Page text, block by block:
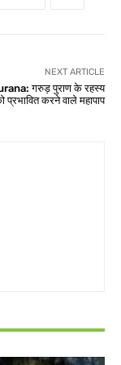
NEXT ARTICLE
गरुड़ पुराण के रहस्य
करने वाले महापाप